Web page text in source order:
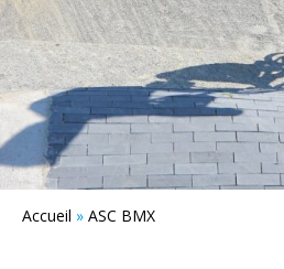
Accueil » ASC BMX